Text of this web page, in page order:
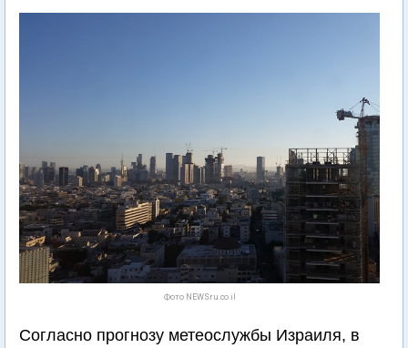
Фото NEWSru.co.il
Согласно прогнозу метеослужбы Израиля, в